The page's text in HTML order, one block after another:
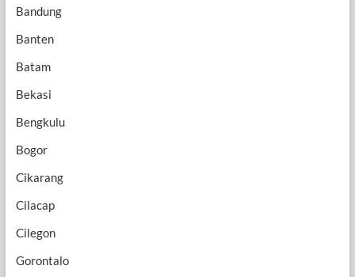
Bandung
Banten
Batam
Bekasi
Bengkulu
Bogor
Cikarang
Cilacap
Cilegon
Gorontalo